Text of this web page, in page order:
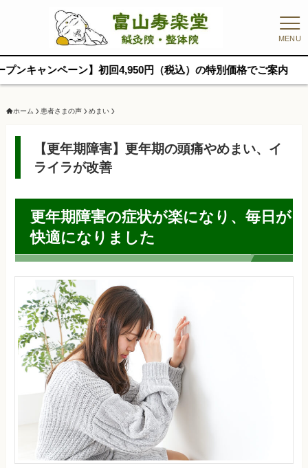
MENU
ーン】初回4,950円（税込）の特別価格でご案内
ホーム 患者さまの声 めまい
【更年期障害】更年期の頭痛やめまい、イ
ライラが改善
更年期障害の症状が楽になり、毎日が
快適になりました